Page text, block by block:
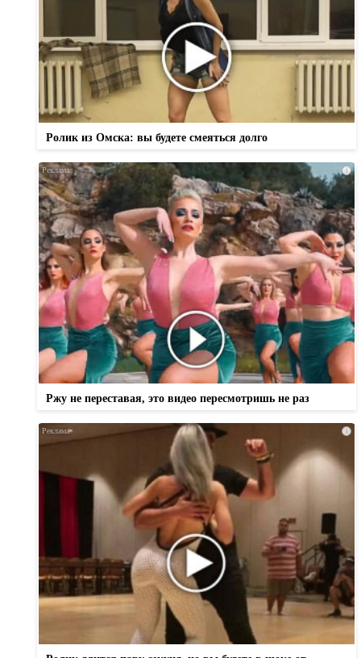
Ролик из Омска: вы будете смеяться долго
i
Ржу не переставая, это видео пересмотришь не раз
i